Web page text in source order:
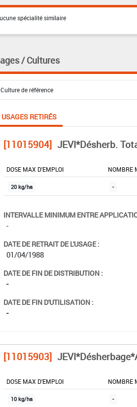
spécialité similaire
/ Cultures
USAGES RETIRÉS
[11015904] JEVI*Désherb.
DOSE MAX D'EMPLOI NOMBRE
20 kg/ha -
INTERVALLE MINIMUM ENTRE
-
DATE DE RETRAIT DE L'USAGE :
01/04/1988
DATE DE FIN DE DISTRIBUTION :
-
DATE DE FIN D'UTILISATION :
-
[11015903]
DOSE MAX D'EMPLOI NOMBRE
10 kg/ha -